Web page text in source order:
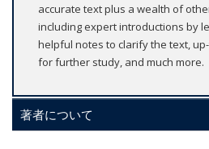
accurate text plus a wealth of
including expert introductions by
helpful notes to clarify the text,
for further study, and much more.
著者について